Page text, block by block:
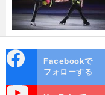
ok
Facebookで
フォローする